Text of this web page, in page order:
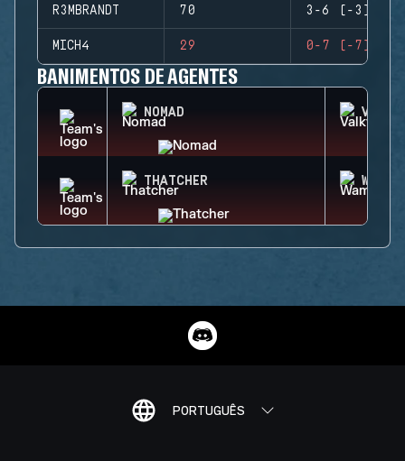
R3MBRANDT 70 3-6 (-3)
MICH4 29 0-7 (-7)
BANIMENTOS DE AGENTES
NOMAD
THATCHER WAMAI
PORTUGUÊS